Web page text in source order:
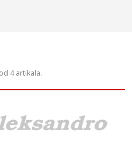
4 artikala.